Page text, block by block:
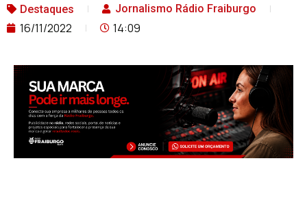
Destaques Jornalismo Rádio Fraiburgo
16/11/2022 14:09